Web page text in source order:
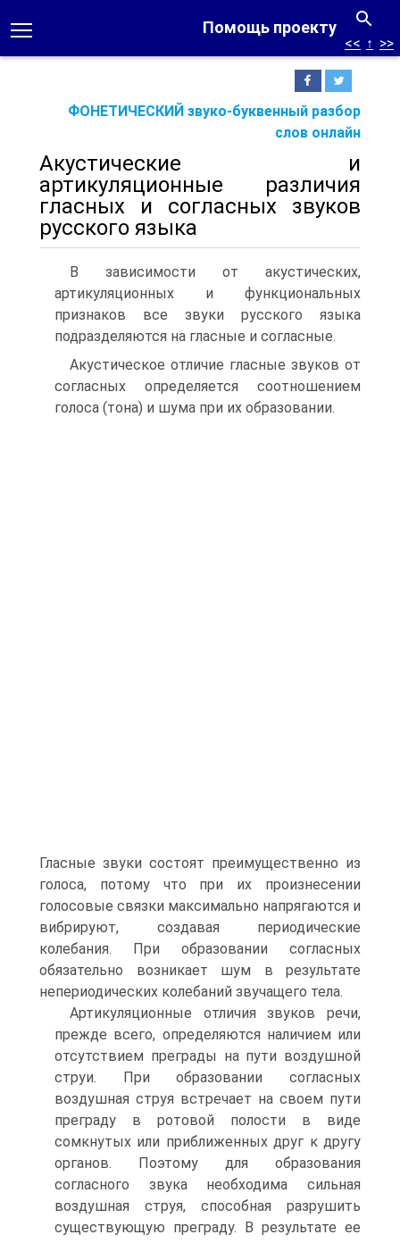
Помощь проекту
ФОНЕТИЧЕСКИЙ звуко-буквенный разбор
слов онлайн
<< ↑ >>
Акустические и
артикуляционные различия
гласных и согласных звуков
русского языка
В зависимости от акустических,
артикуляционных и функциональных
признаков все звуки русского языка
подразделяются на гласные и согласные.
Акустическое отличие гласные звуков от
согласных определяется соотношением
голоса (тона) и шума при их образовании.
Гласные звуки состоят преимущественно из
голоса, потому что при их произнесении
голосовые связки максимально напрягаются и
вибрируют, создавая периодические
колебания. При образовании согласных
обязательно возникает шум в результате
непериодических колебаний звучащего тела.
Артикуляционные отличия звуков речи,
прежде всего, определяются наличием или
отсутствием преграды на пути воздушной
струи. При образовании согласных
воздушная струя встречает на своем пути
преграду в ротовой полости в виде
сомкнутых или приближенных друг к другу
органов. Поэтому для образования
согласного звука необходима сильная
воздушная струя, способная разрушить
существующую преграду. В результате ее